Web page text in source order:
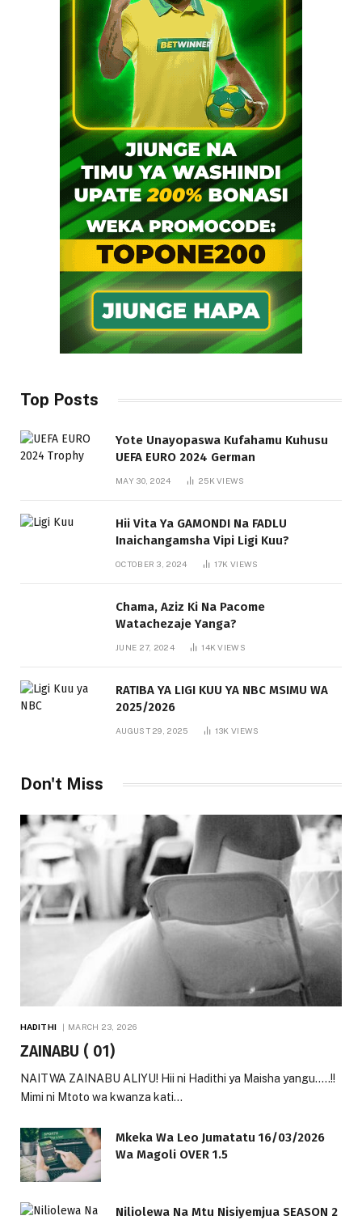
Top Posts
Yote Unayopaswa Kufahamu Kuhusu
UEFA EURO 2024 German
MAY 30, 2024 25KVIEWS
Hii Vita Ya GAMONDI Na FADLU
Inaichangamsha Vipi Ligi Kuu?
OCTOBER 3, 2024 17KVIEWS
Chama, Aziz Ki Na Pacome
Watachezaje Yanga?
JUNE 27, 2024 14KVIEWS
RATIBA YA LIGI KUU YA NBC MSIMU WA
2025/2026
AUGUST 29, 2025 13KVIEWS
Don't Miss
HADITHI MARCH 23, 2026
ZAINABU ( 01)
NAITWA ZAINABU ALIYU! Hii ni Hadithi ya Maisha yangu…..!!
Mimi ni Mtoto wa kwanza kati…
Mkeka Wa Leo Jumatatu 16/03/2026
Wa Magoli OVER 1.5
Niliolewa Na Mtu Nisiyemjua SEASON 2